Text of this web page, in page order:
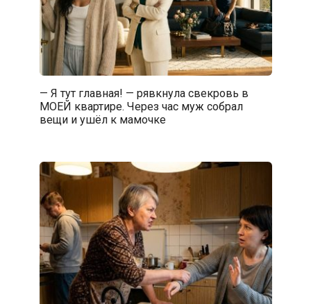
— Я тут главная! — рявкнула свекровь в
МОЕЙ квартире. Через час муж собрал
вещи и ушёл к мамочке